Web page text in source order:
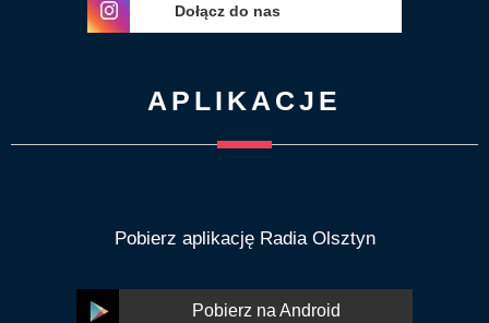
Dołącz do nas
APLIKACJE
Pobierz aplikację Radia Olsztyn
Pobierz na Android